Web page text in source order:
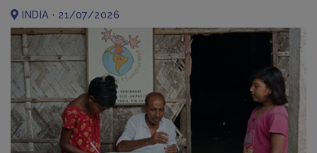
INDIA · 21/07/2026